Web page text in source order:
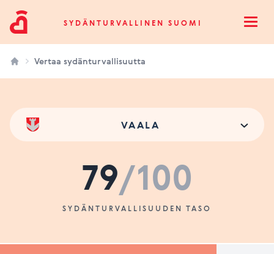
Sydänturvallinen SuomiSYDÄNTURVALLINEN SUOMI
Vertaa sydänturvallisuutta
VAALA
79/100
SYDÄNTURVALLISUUDEN TASO